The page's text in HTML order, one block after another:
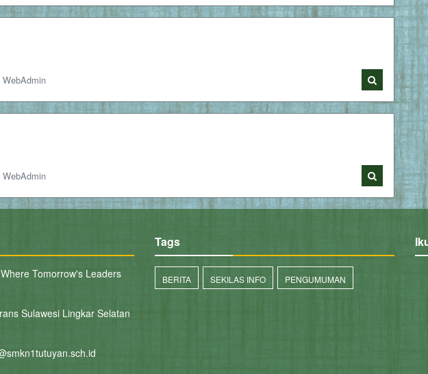
Tomorrow's Leaders
Sulawesi Lingkar Selatan
Tags
BERITA SEKILAS INFO PENGUMUMAN